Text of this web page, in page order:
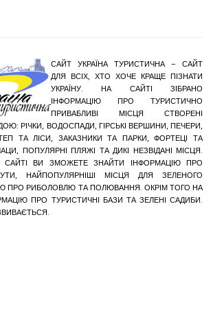
САЙТ УКРАЇНА ТУРИСТИЧНА – САЙТ
ДЛЯ ВСІХ, ХТО ХОЧЕ КРАЩЕ ПІЗНАТИ
УКРАЇНУ. НА САЙТІ ЗІБРАНО
ІНФОРМАЦІЮ ПРО ТУРИСТИЧНО
ПРИВАБЛИВІ МІСЦЯ СТВОРЕНІ
РІЧКИ, ВОДОСПАДИ, ГІРСЬКІ ВЕРШИНИ, ПЕЧЕРИ,
ТА ЛІСИ, ЗАКАЗНИКИ ТА ПАРКИ, ФОРТЕЦІ ТА
ПОПУЛЯРНІ ПЛЯЖІ ТА ДИКІ НЕЗВІДАНІ МІСЦЯ.
ВИ ЗМОЖЕТЕ ЗНАЙТИ ІНФОРМАЦІЮ ПРО
НАЙПОПУЛЯРНІШІ МІСЦЯ ДЛЯ ЗЕЛЕНОГО
ПРО РИБОЛОВЛЮ ТА ПОЛЮВАННЯ. ОКРІМ ТОГО НА
ПРО ТУРИСТИЧНІ БАЗИ ТА ЗЕЛЕНІ САДИБИ.